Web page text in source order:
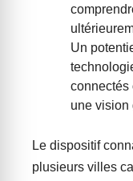
Un
connectés
une vision
Le dispositif
plusieurs villes